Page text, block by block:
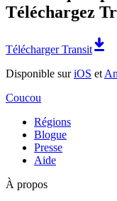
Téléchargez
Télécharger Transit
Disponible suriOS et
Coucou
Régions
Blogue
Presse
Aide
À propos